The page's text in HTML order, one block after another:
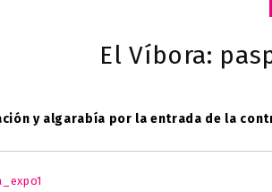
El Víbora:
y algarabía por la entrada de la